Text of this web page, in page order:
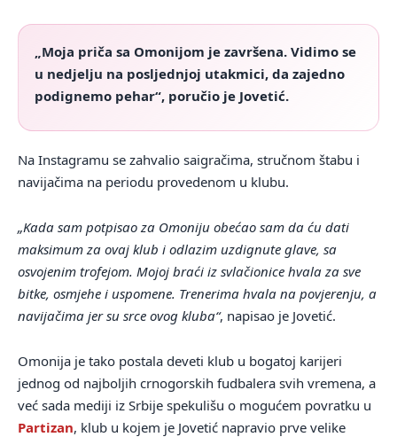
„Moja priča sa Omonijom je završena. Vidimo se
u nedjelju na posljednjoj utakmici, da zajedno
podignemo pehar“, poručio je Jovetić.
Na Instagramu se zahvalio saigračima, stručnom štabu i
navijačima na periodu provedenom u klubu.
„Kada sam potpisao za Omoniju obećao sam da ću dati
maksimum za ovaj klub i odlazim uzdignute glave, sa
osvojenim trofejom. Mojoj braći iz svlačionice hvala za sve
bitke, osmjehe i uspomene. Trenerima hvala na povjerenju, a
navijačima jer su srce ovog kluba“, napisao je Jovetić.
Omonija je tako postala deveti klub u bogatoj karijeri
jednog od najboljih crnogorskih fudbalera svih vremena, a
već sada mediji iz Srbije spekulišu o mogućem povratku u
Partizan, klub u kojem je Jovetić napravio prve velike